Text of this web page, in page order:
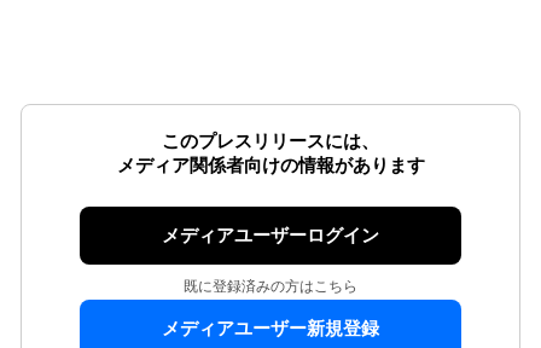
このプレスリリースには、
メディア関係者向けの情報があります
メディアユーザーログイン
既に登録済みの方はこちら
メディアユーザー新規登録